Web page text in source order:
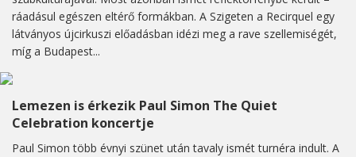
ráadásul egészen eltérő formákban. A Szigeten a Recirquel egy
látványos újcirkuszi előadásban idézi meg a rave szellemiségét,
míg a Budapest...
Lemezen is érkezik Paul Simon The Quiet
Celebration koncertje
Paul Simon több évnyi szünet után tavaly ismét turnéra indult. A